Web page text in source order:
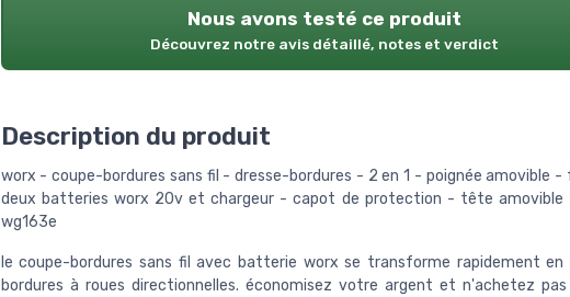
Nous avons testé ce produit
Découvrez notre avis détaillé, notes et verdict
Description du produit
worx - coupe-bordures sans fil - dresse-bordures - 2 en 1 - poignée amovible -
deux batteries worx 20v et chargeur - capot de protection - tête
wg163e
le coupe-bordures sans fil avec batterie worx se transforme rapidement en
bordures à roues directionnelles. économisez votre argent et n'achetez